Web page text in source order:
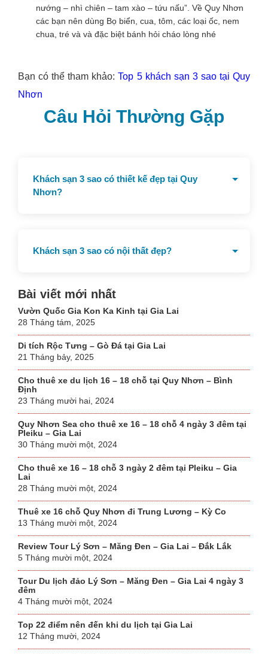
nướng – nhì chiên – tam xào – tứu nấu”. Về Quy Nhơn
các bạn nên dùng Bọ biển, cua, tôm, các loại ốc, nem
chua, tré và và đặc biệt bánh hỏi cháo lòng nhé
Bạn có thể tham khảo:Top 5 khách sạn 3 sao tại Quy
Nhơn
Câu Hỏi Thường Gặp
Khách sạn 3 sao có thiết kế đẹp tại Quy
Nhơn?
Khách sạn 3 sao có nội thất đẹp?
Bài viết mới nhất
Vườn Quốc Gia Kon Ka Kinh tại Gia Lai
28 Tháng tám, 2025
Di tích Rộc Tưng – Gò Đá tại Gia Lai
21 Tháng bảy, 2025
Cho thuê xe du lịch 16 – 18 chỗ tại Quy Nhơn – Bình
Định
23 Tháng mười hai, 2024
Quy Nhơn Sea cho thuê xe 16 – 18 chỗ 4 ngày 3 đêm tại
Pleiku – Gia Lai
30 Tháng mười một, 2024
Cho thuê xe 16 – 18 chỗ 3 ngày 2 đêm tại Pleiku – Gia
Lai
28 Tháng mười một, 2024
Thuê xe 16 chỗ Quy Nhơn đi Trung Lương – Kỳ Co
13 Tháng mười một, 2024
Review Tour Lý Sơn – Măng Đen – Gia Lai – Đắk Lắk
5 Tháng mười một, 2024
Tour Du lịch đảo Lý Sơn – Măng Đen – Gia Lai 4 ngày 3
đêm
4 Tháng mười một, 2024
Top 22 điểm nên đến khi du lịch tại Gia Lai
12 Tháng mười, 2024